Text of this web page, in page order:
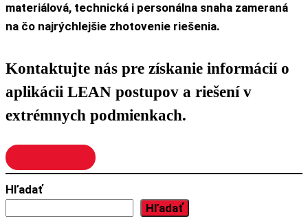
materiálová, technická i personálna snaha zameraná
na čo najrýchlejšie zhotovenie riešenia.
Kontaktujte nás pre získanie informácií o
aplikácii LEAN postupov a riešení v
extrémnych podmienkach.
Hľadať
Hľadať